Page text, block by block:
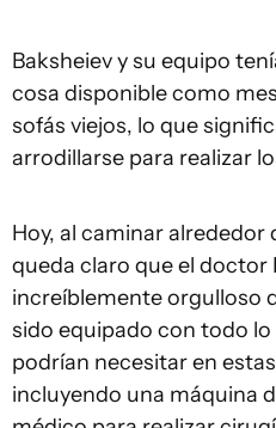
Baksheiev y su equipo
cosa disponible como
sofás viejos, lo que
arrodillarse para realizar
Hoy, al caminar alrededor
queda claro que el doctor
increíblemente orgulloso
sido equipado con todo lo
podrían necesitar en
incluyendo una máquina